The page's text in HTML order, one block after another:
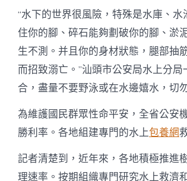
“水下的世界很風險，特殊是水庫、
住你的腳、碎石能夠劃破你的腳、淤
生不測。并且你的身材狀態，腿部抽
而招致溺亡。”汕頭市公安局水上分
合，盡量不要野泳或在水邊嬉水，切
為維護國民群眾性命平安，全省公安
勝利率。各地組建專門的水上包養網
記者清楚到，近年來，各地積極推進
理速率。按期組織專門研究水上救濟